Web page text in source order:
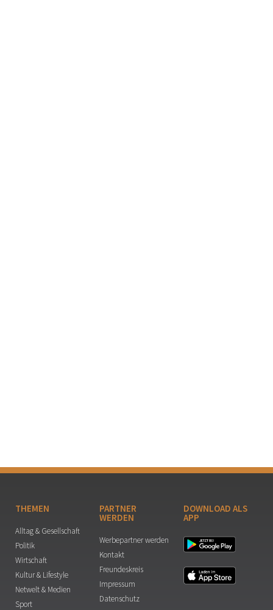
THEMEN
Alltag & Gesellschaft
Politik
Wirtschaft
Kultur & Lifestyle
Netwelt & Medien
Sport
PARTNER
WERDEN
Werbepartner werden
Kontakt
Freundeskreis
Impressum
Datenschutz
DOWNLOAD ALS
APP